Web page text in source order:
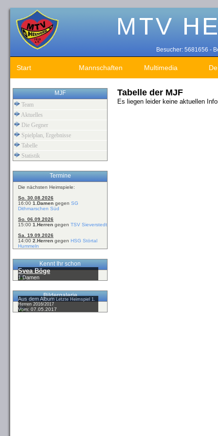
Besucher: 5681656 -
Start Mannschaften Multimedia
MJF
Team
Aktuelles
Die Gegner
Spielplan, Ergebnisse
Tabelle
Statistik
Termine
Die nächsten Heimspiele:
So. 30.08.2026
16:00 1.Damen gegen SG
Dithmarschen Süd
So. 06.09.2026
15:00 1.Herren gegen TSV Sieverstedt
Sa. 19.09.2026
14:00 2.Herren gegen HSG Störtal
Hummeln
Kennt Ihr schon
Svea Böge
1.Damen
Bildergalerie
Aus dem AlbumLetzte Heimspiel 1.
Herren 2016/2017
Vom: 07.05.2017
Tabelle der MJF
Es liegen leider keine aktuellen